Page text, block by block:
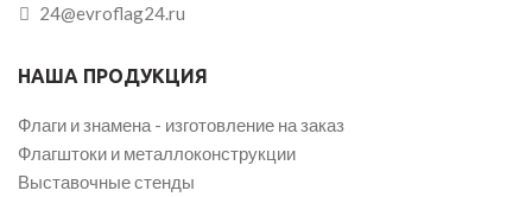
24@evroflag24.ru
НАША ПРОДУКЦИЯ
Флаги и знамена - изготовление на заказ
Флагштоки и металлоконструкции
Выставочные стенды